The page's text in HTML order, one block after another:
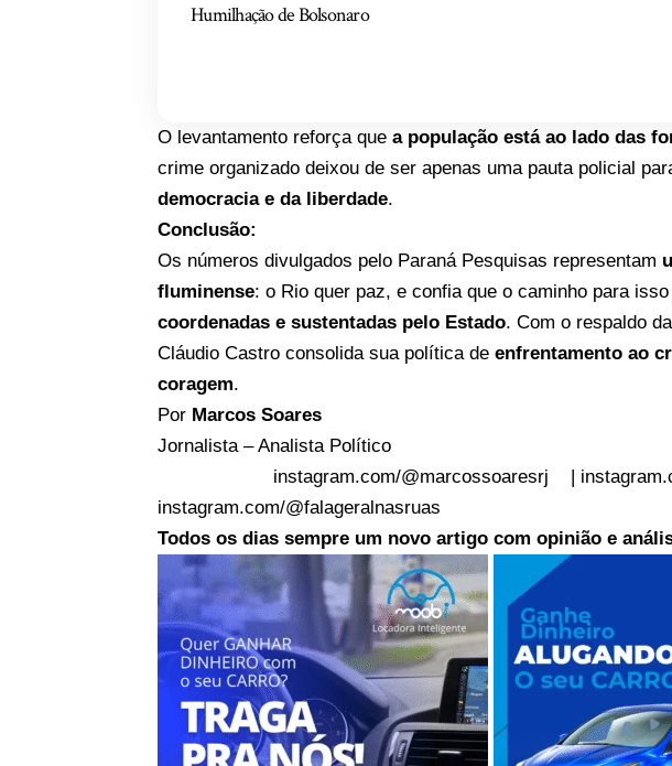
Humilhação de Bolsonaro
O levantamento reforça quea população está ao lado das
crime organizado deixou de ser apenas uma pauta policial
democracia e da liberdade.
Conclusão:
Os números divulgados pelo Paraná Pesquisas representam
fluminense: o Rio quer paz, e confia que o caminho para
coordenadas e sustentadas pelo Estado. Com o respaldo
Cláudio Castro consolida sua política deenfrentamento ao
coragem.
Por Marcos Soares
Jornalista –
instagram.com/@marcossoaresrj |
instagram.com/@falageralnasruas
Todos os dias sempre um novo artigo com opinião e